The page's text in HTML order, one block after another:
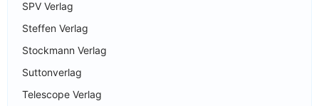
SPV Verlag
Steffen Verlag
Stockmann Verlag
Suttonverlag
Telescope Verlag